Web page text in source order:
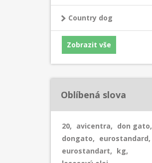
Country dog
Zobrazit vše
Oblíbená slova
20, avicentra, don gato,
dongato, eurostandard,
eurostandart, kg,